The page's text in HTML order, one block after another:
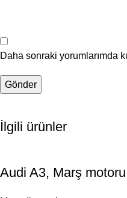
Daha sonraki yorumlarımda
İlgili ürünler
Audi A3, Marş